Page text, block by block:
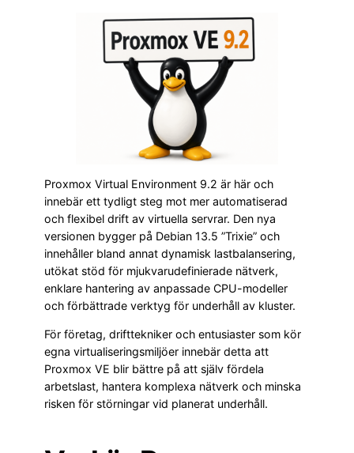
Proxmox Virtual Environment 9.2 är här och
innebär ett tydligt steg mot mer automatiserad
och flexibel drift av virtuella servrar. Den nya
versionen bygger på Debian 13.5 ”Trixie” och
innehåller bland annat dynamisk lastbalansering,
utökat stöd för mjukvarudefinierade nätverk,
enklare hantering av anpassade CPU-modeller
och förbättrade verktyg för underhåll av kluster.
För företag, drifttekniker och entusiaster som kör
egna virtualiseringsmiljöer innebär detta att
Proxmox VE blir bättre på att själv fördela
arbetslast, hantera komplexa nätverk och minska
risken för störningar vid planerat underhåll.